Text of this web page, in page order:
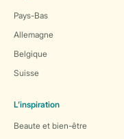
Pays-Bas
Allemagne
Belgique
Suisse
L’inspiration
Beaute et bien-être